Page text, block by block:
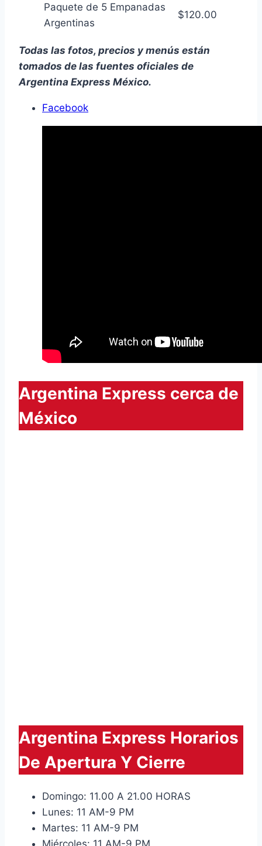
Paquete de 5 Empanadas
Argentinas
$120.00
Todas las fotos, precios y menús están
tomados de las fuentes oficiales de
Argentina Express México.
Facebook
Argentina Express cerca de
México
Argentina Express Horarios
De Apertura Y Cierre
Domingo: 11.00 A 21.00 HORAS
Lunes: 11 AM-9 PM
Martes: 11 AM-9 PM
Miércoles: 11 AM-9 PM